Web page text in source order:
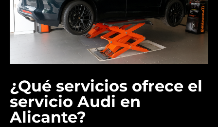
¿Qué servicios ofrece el
servicio Audi en
Alicante?